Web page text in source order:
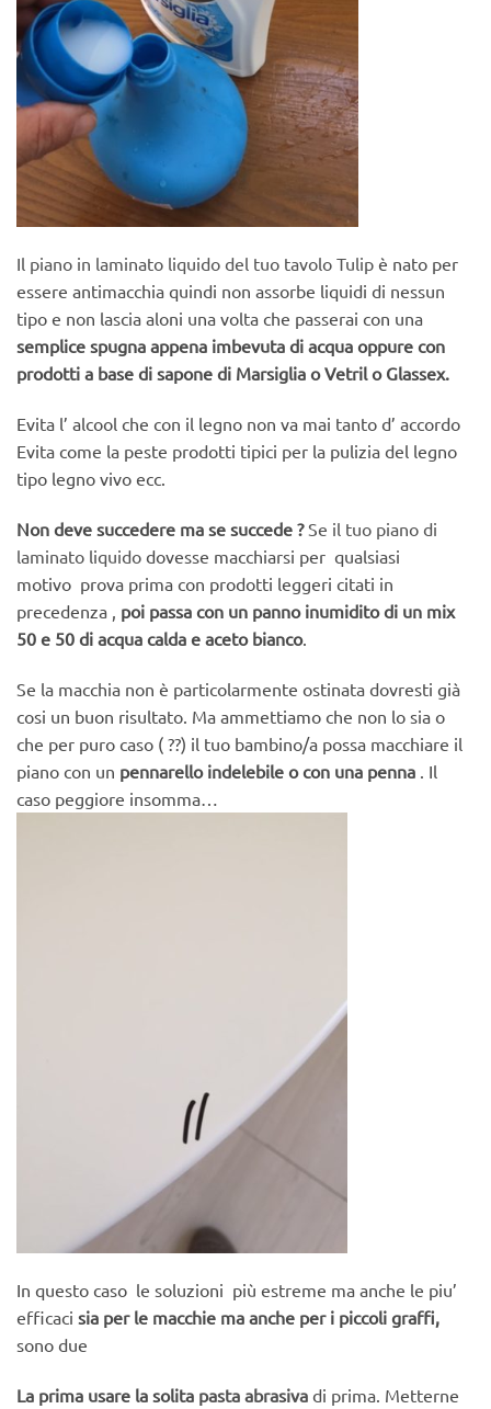
Il piano in laminato liquido del tuo tavolo Tulip è nato per
essere antimacchia quindi non assorbe liquidi di nessun
tipo e non lascia aloni una volta che passerai con una
semplice spugna appena imbevuta di acqua oppure con
prodotti a base di sapone di Marsiglia o Vetril o Glassex.
Evita l’ alcool che con il legno non va mai tanto d’ accordo
Evita come la peste prodotti tipici per la pulizia del legno
tipo legno vivo ecc.
Non deve succedere ma se succede ? Se il tuo piano di
laminato liquido dovesse macchiarsi per qualsiasi
motivo prova prima con prodotti leggeri citati in
precedenza ,
poi passa con un panno inumidito di un mix
50 e 50 di acqua calda e aceto bianco.
Se la macchia non è particolarmente ostinata dovresti già
cosi un buon risultato. Ma ammettiamo che non lo sia o
che per puro caso ( ??) il tuo bambino/a possa macchiare il
piano con un pennarello indelebile o con una penna . Il
caso peggiore insomma…
In questo caso le soluzioni più estreme ma anche le piu’
efficaci sia per le macchie ma anche per i piccoli graffi,
sono due
La prima usare la solita pasta abrasiva di prima. Metterne